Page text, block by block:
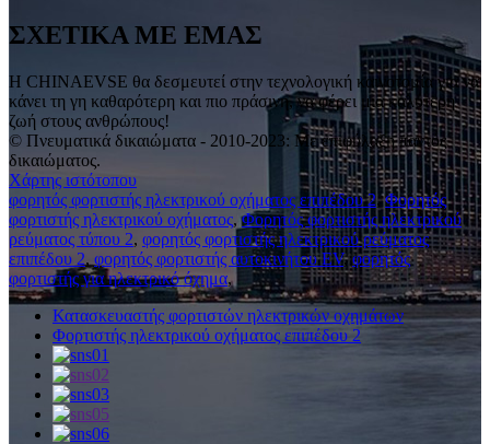
ΣΧΕΤΙΚΑ ΜΕ ΕΜΑΣ
Η CHINAEVSE θα δεσμευτεί στην τεχνολογική καινοτομία για να
κάνει τη γη καθαρότερη και πιο πράσινη, να φέρει μια καλύτερη
ζωή στους ανθρώπους!
© Πνευματικά δικαιώματα - 2010-2023: Με επιφύλαξη παντός
δικαιώματος.
Χάρτης ιστότοπου
φορητός φορτιστής ηλεκτρικού οχήματος επιπέδου 2,Φορητός
φορτιστής ηλεκτρικού οχήματος,Φορητός φορτιστής ηλεκτρικού
ρεύματος τύπου 2, φορητός φορτιστής ηλεκτρικού ρεύματος
επιπέδου 2, φορητός φορτιστής αυτοκινήτου EV,φορητός
φορτιστής για ηλεκτρικό όχημα,
Κατασκευαστής φορτιστών ηλεκτρικών οχημάτων
Φορτιστής ηλεκτρικού οχήματος επιπέδου 2